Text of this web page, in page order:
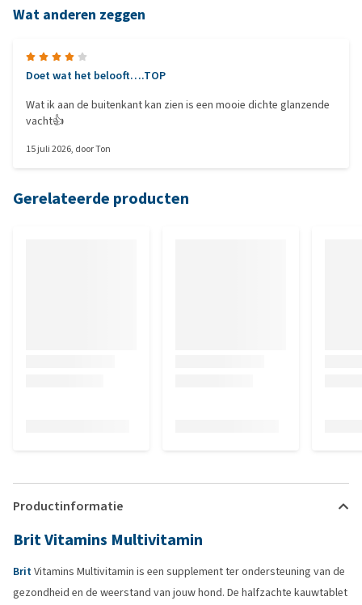
Wat anderen zeggen
Doet wat het belooft….TOP
Wat ik aan de buitenkant kan zien is een mooie dichte glanzende
vacht👍
15 juli 2026, doorTon
Gerelateerde producten
Productinformatie
Brit Vitamins Multivitamin
BritVitamins Multivitamin is een supplement ter ondersteuning van de
gezondheid en de weerstand van jouw hond. De halfzachte kauwtablet